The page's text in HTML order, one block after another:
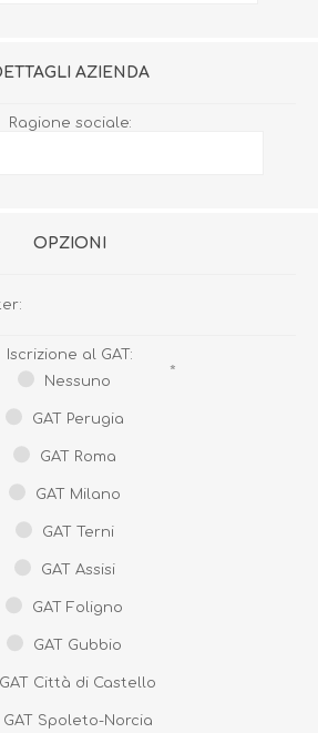
AZIENDA
Ragione sociale:
OPZIONI
Iscrizione al GAT:
Nessuno
GAT Perugia
GAT Roma
GAT Milano
GAT Terni
GAT Assisi
GAT Foligno
GAT Gubbio
GAT Città di Castello
GAT Spoleto-Norcia
*